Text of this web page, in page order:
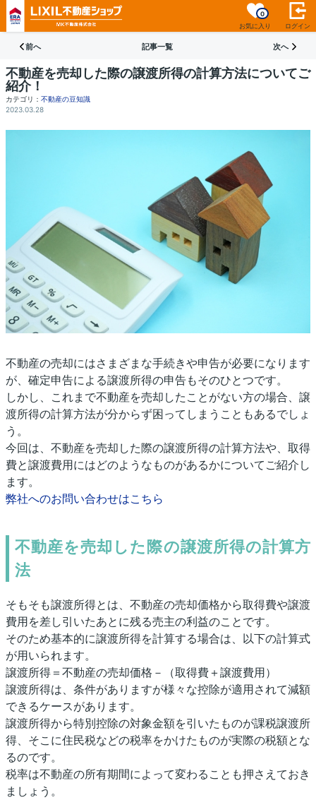
お気に入り
0
ログイン
前へ 記事一覧 次へ
不動産を売却した際の譲渡所得の計算方法についてご
紹介！
カテゴリ： 不動産の豆知識
2023.03.28
不動産の売却にはさまざまな手続きや申告が必要になります
が、確定申告による譲渡所得の申告もそのひとつです。
しかし、これまで不動産を売却したことがない方の場合、譲
渡所得の計算方法が分からず困ってしまうこともあるでしょ
う。
今回は、不動産を売却した際の譲渡所得の計算方法や、取得
費と譲渡費用にはどのようなものがあるかについてご紹介し
ます。
弊社へのお問い合わせはこちら
不動産を売却した際の譲渡所得の計算方
法
そもそも譲渡所得とは、不動産の売却価格から取得費や譲渡
費用を差し引いたあとに残る売主の利益のことです。
そのため基本的に譲渡所得を計算する場合は、以下の計算式
が用いられます。
譲渡所得＝不動産の売却価格－（取得費＋譲渡費用）
譲渡所得は、条件がありますが様々な控除が適用されて減額
できるケースがあります。
譲渡所得から特別控除の対象金額を引いたものが課税譲渡所
得、そこに住民税などの税率をかけたものが実際の税額とな
るのです。
税率は不動産の所有期間によって変わることも押さえておき
ましょう。